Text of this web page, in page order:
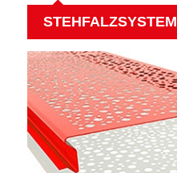
STEHFALZSYSTEM